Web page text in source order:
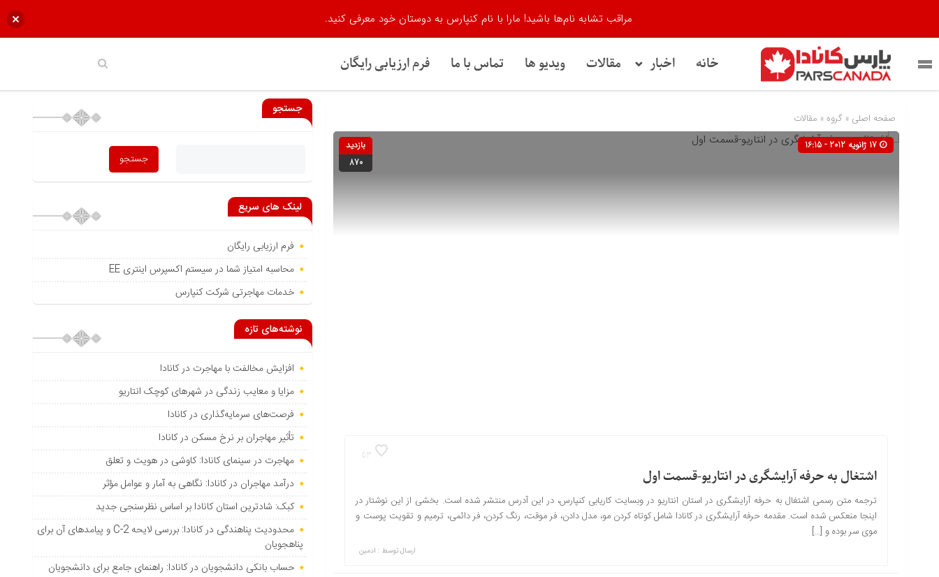
خانه اخبار مقالات ویدیو ها تماس با ما فرم ارزیابی رایگان
صفحه اصلی » گروه » مقالات
بازدید
870
53
اشتغال به حرفه آرایشگری در انتاریو-قسمت اول
ترجمه متن رسمی اشتغال به حرفه آرایشگری در استان انتاریو در وبسایت کاریابی کنپارس، در این آدرس منتشر شده است. بخشی از این نوشتار در
اینجا منعکس شده است. مقدمه حرفه آرایشگری در کانادا شامل کوتاه کردن مو، مدل دادن، فر موقت، رنگ کردن، فر دائمی، ترمیم و تقویت پوست و
موی سر بوده و […]
ارسال توسط : ادمین
جستجو
لینک های سریع
فرم ارزیابی رایگان
محاسبه امتیاز شما در سیستم اکسپرس اینتری EE
خدمات مهاجرتی شرکت کنپارس
نوشته‌های تازه
افزایش مخالفت با مهاجرت در کانادا
مزایا و معایب زندگی در شهرهای کوچک انتاریو
فرصت‌های سرمایه‌گذاری در کانادا
تأثیر مهاجران بر نرخ مسکن در کانادا
مهاجرت در سینمای کانادا: کاوشی در هویت و تعلق
درآمد مهاجران در کانادا: نگاهی به آمار و عوامل مؤثر
کبک: شادترین استان کانادا بر اساس نظرسنجی جدید
محدودیت پناهندگی در کانادا: بررسی لایحه C-2 و پیامدهای آن برای
پناهجویان
حساب بانکی دانشجویان در کانادا: راهنمای جامع برای دانشجویان
مراقب تشابه نام‌ها باشید! مارا با نام کنپارس به دوستان خود معرفی کنید.